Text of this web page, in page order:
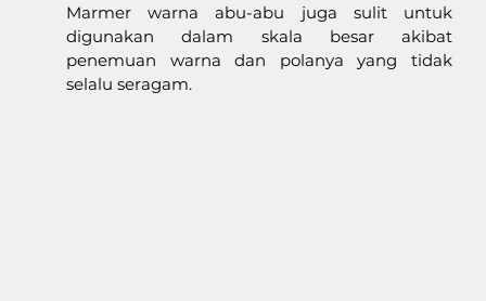
Marmer warna abu-abu juga sulit untuk
digunakan dalam skala besar akibat
penemuan warna dan polanya yang tidak
selalu seragam.